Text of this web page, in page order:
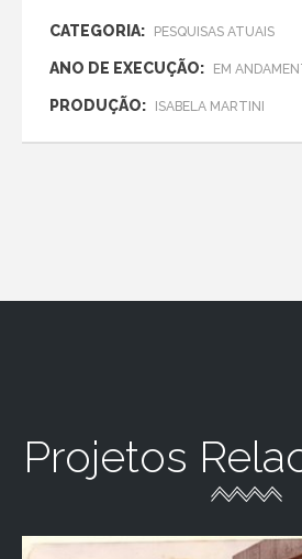
CATEGORIA: PESQUISAS ATUAIS
ANO DE EXECUÇÃO: EM
PRODUÇÃO: ISABELA MARTINI
Projetos